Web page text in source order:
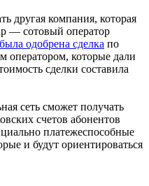
другая компания, которая
— сотовый оператор
была одобрена сделка по
оператором, которые дали
сделки составила
сеть сможет получать
счетов абонентов
платежеспособные
и будут ориентироваться